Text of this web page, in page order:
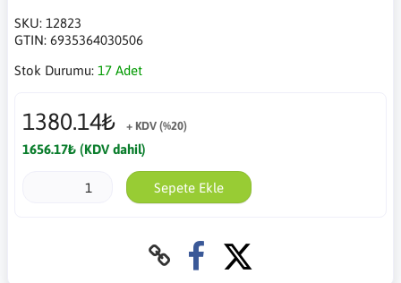
SKU: 12823
GTIN: 6935364030506
Stok Durumu: 17 Adet
1380.14₺ + KDV (%20)
1656.17₺ (KDV dahil)
Sepete Ekle